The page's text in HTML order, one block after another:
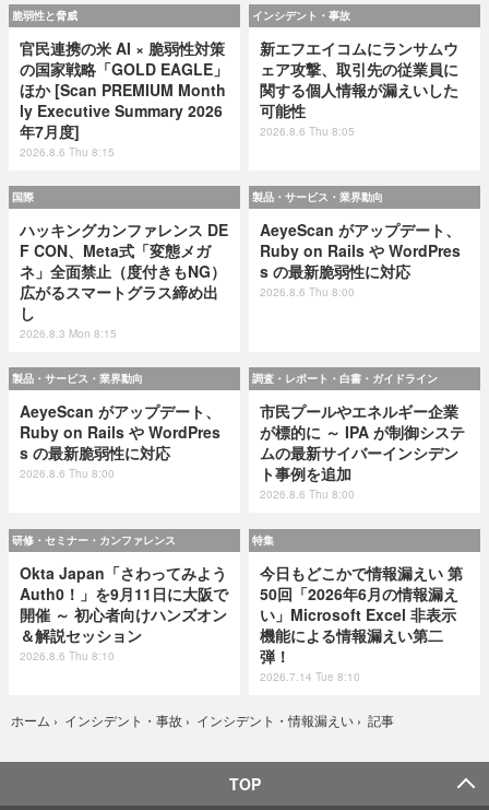
脆弱性と脅威
官民連携の米 AI × 脆弱性対策
の国家戦略「GOLD EAGLE」
ほか [Scan PREMIUM Month
ly Executive Summary 2026
年7月度]
2026.8.6 Thu 8:15
インシデント・事故
新エフエイコムにランサムウ
ェア攻撃、取引先の従業員に
関する個人情報が漏えいした
可能性
2026.8.6 Thu 8:05
国際
ハッキングカンファレンス DE
F CON、Meta式「変態メガ
ネ」全面禁止（度付きもNG）
広がるスマートグラス締め出
し
2026.8.3 Mon 8:15
製品・サービス・業界動向
AeyeScan がアップデート、
Ruby on Rails や WordPres
s の最新脆弱性に対応
2026.8.6 Thu 8:00
製品・サービス・業界動向
AeyeScan がアップデート、
Ruby on Rails や WordPres
s の最新脆弱性に対応
2026.8.6 Thu 8:00
調査・レポート・白書・ガイドライン
市民プールやエネルギー企業
が標的に ～ IPA が制御システ
ムの最新サイバーインシデン
ト事例を追加
2026.8.6 Thu 8:00
研修・セミナー・カンファレンス
Okta Japan「さわってみよう
Auth0！」を9月11日に大阪で
開催 ～ 初心者向けハンズオン
＆解説セッション
2026.8.6 Thu 8:10
特集
今日もどこかで情報漏えい 第
50回「2026年6月の情報漏え
い」Microsoft Excel 非表示
機能による情報漏えい第二
弾！
2026.7.14 Tue 8:10
ホーム › インシデント・事故 › インシデント・情報漏えい › 記事
TOP